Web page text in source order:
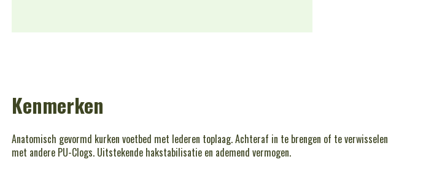
Kenmerken
Anatomisch gevormd kurken voetbed met lederen toplaag. Achteraf in te brengen of te verwisselen
met andere PU-Clogs. Uitstekende hakstabilisatie en ademend vermogen.